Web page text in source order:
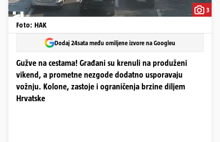
3
Foto: HAK
Dodaj 24sata među omiljene izvore na Googleu
Gužve na cestama! Građani su krenuli na produženi
vikend, a prometne nezgode dodatno usporavaju
vožnju. Kolone, zastoje i ograničenja brzine diljem
Hrvatske